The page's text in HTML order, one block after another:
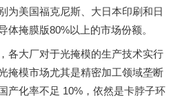
为美国福克尼斯、大日本印刷和日
体掩膜版80%以上的市场份额。
各大厂对于光掩模的生产技术实行
掩模市场尤其是精密加工领域垄断
产化率不足 10%，依然是卡脖子环